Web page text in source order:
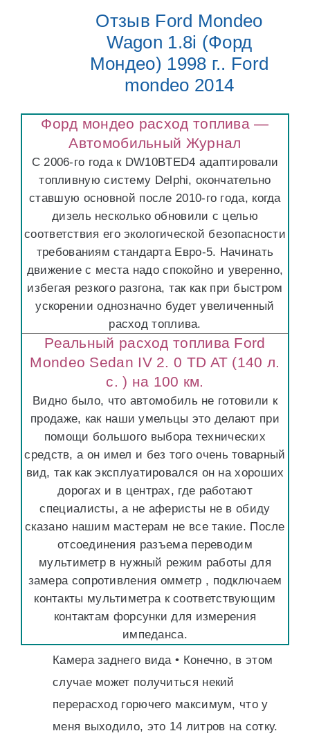
Отзыв Ford Mondeo
Wagon 1.8i (Форд
Мондео) 1998 г.. Ford
mondeo 2014
Форд мондео расход топлива —
Автомобильный Журнал
С 2006-го года к DW10BTED4 адаптировали
топливную систему Delphi, окончательно
ставшую основной после 2010-го года, когда
дизель несколько обновили с целью
соответствия его экологической безопасности
требованиям стандарта Евро-5. Начинать
движение с места надо спокойно и уверенно,
избегая резкого разгона, так как при быстром
ускорении однозначно будет увеличенный
расход топлива.
Реальный расход топлива Ford
Mondeo Sedan IV 2. 0 TD AT (140 л.
с. ) на 100 км.
Видно было, что автомобиль не готовили к
продаже, как наши умельцы это делают при
помощи большого выбора технических
средств, а он имел и без того очень товарный
вид, так как эксплуатировался он на хороших
дорогах и в центрах, где работают
специалисты, а не аферисты не в обиду
сказано нашим мастерам не все такие. После
отсоединения разъема переводим
мультиметр в нужный режим работы для
замера сопротивления омметр , подключаем
контакты мультиметра к соответствующим
контактам форсунки для измерения
импеданса.
Камера заднего вида • Конечно, в этом
случае может получиться некий
перерасход горючего максимум, что у
меня выходило, это 14 литров на сотку.